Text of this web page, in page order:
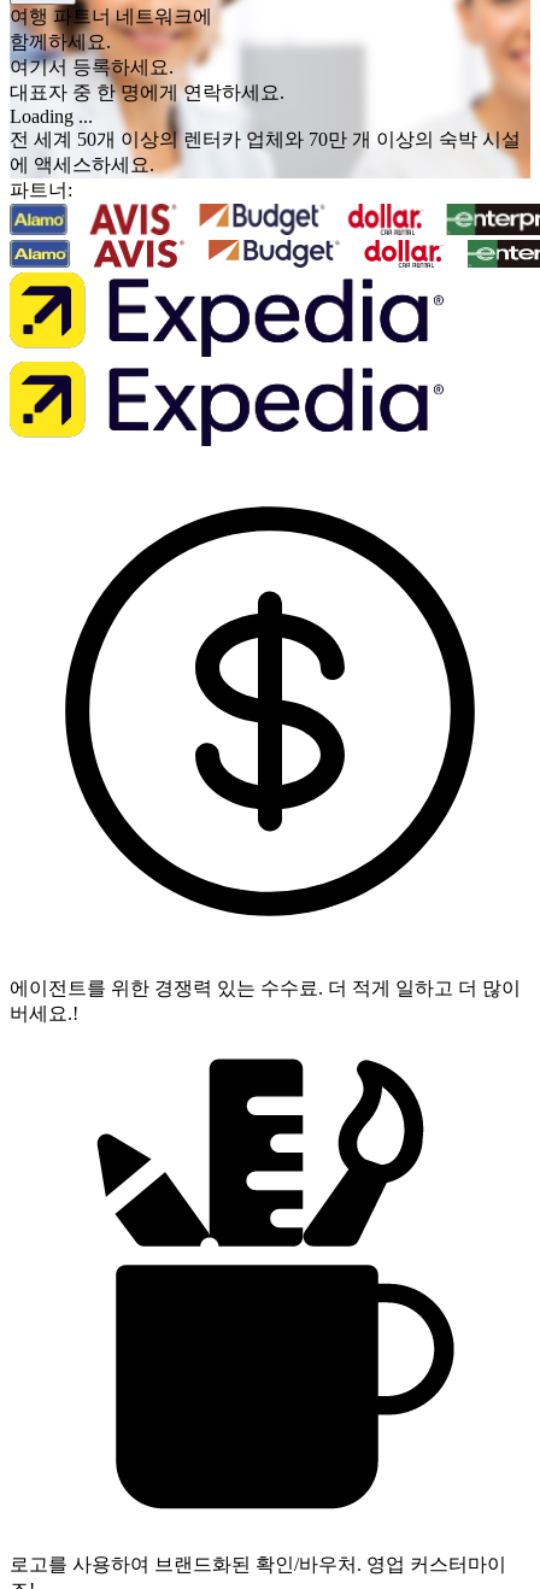
여행 파트너 네트워크에
함께하세요.
여기서 등록하세요.
대표자 중 한 명에게 연락하세요.
Loading ...
전 세계 50개 이상의 렌터카 업체와 70만 개 이상의 숙박 시설
에 액세스하세요.
파트너:
에이전트를 위한 경쟁력 있는 수수료. 더 적게 일하고 더 많이
버세요.!
로고를 사용하여 브랜드화된 확인/바우처. 영업 커스터마이